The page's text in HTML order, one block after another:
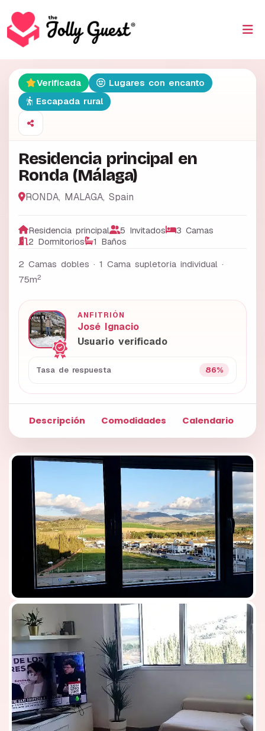
Verificada
Lugares con encanto
Escapada rural
Residencia principal en
Ronda (Málaga)
RONDA, MALAGA, Spain
Residencia principal 5 Invitados
3 Camas
2 Dormitorios
1 Baños
2 Camas dobles · 1 Cama supletoria individual ·
75m2
ANFITRIÓN
José Ignacio
Usuario verificado
Tasa de respuesta 86%
Descripción Comodidades Calendario